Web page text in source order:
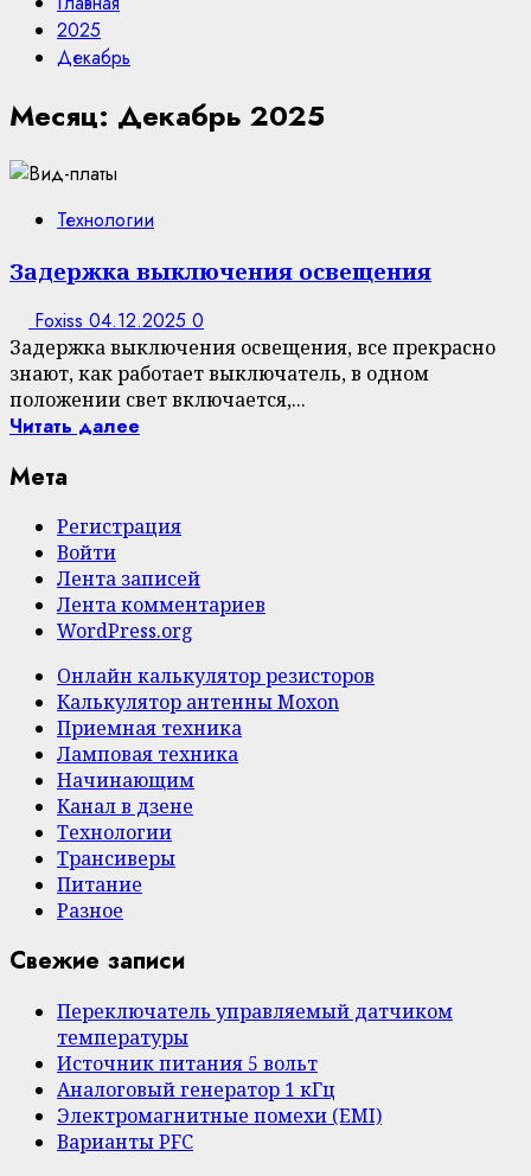
2025
Декабрь
Месяц: Декабрь 2025
Технологии
Задержка выключения освещения
Foxiss 04.12.2025 0
Задержка выключения освещения, все прекрасно
знают, как работает выключатель, в одном
положении свет включается,...
Читать далее
Мета
Регистрация
Войти
Лента записей
Лента комментариев
WordPress.org
Онлайн калькулятор резисторов
Калькулятор антенны Moxon
Приемная техника
Ламповая техника
Начинающим
Канал в дзене
Технологии
Трансиверы
Питание
Разное
Свежие записи
Переключатель управляемый датчиком
температуры
Источник питания 5 вольт
Аналоговый генератор 1 кГц
Электромагнитные помехи (EMI)
Варианты PFC